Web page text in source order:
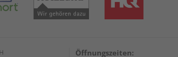
Öffnungszeiten: